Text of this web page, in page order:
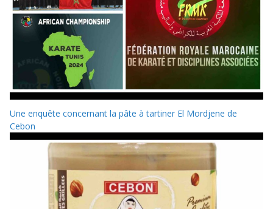
Une enquête concernant la pâte à tartiner El Mordjene de
Cebon